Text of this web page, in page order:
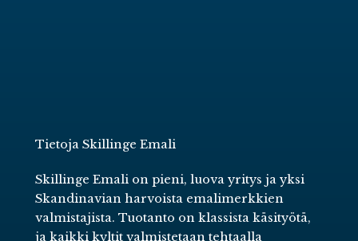
Tietoja Skillinge Emali
Skillinge Emali on pieni, luova yritys ja yksi
Skandinavian harvoista emalimerkkien
valmistajista. Tuotanto on klassista käsityötä,
ja kaikki kyltit valmistetaan tehtaalla